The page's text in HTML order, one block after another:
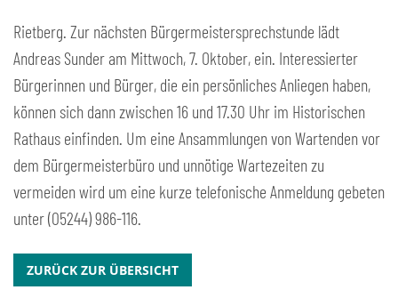
Rietberg. Zur nächsten Bürgermeistersprechstunde lädt
Andreas Sunder am Mittwoch, 7. Oktober, ein. Interessierter
Bürgerinnen und Bürger, die ein persönliches Anliegen haben,
können sich dann zwischen 16 und 17.30 Uhr im Historischen
Rathaus einfinden. Um eine Ansammlungen von Wartenden vor
dem Bürgermeisterbüro und unnötige Wartezeiten zu
vermeiden wird um eine kurze telefonische Anmeldung gebeten
unter (05244) 986-116.
ZURÜCK ZUR ÜBERSICHT